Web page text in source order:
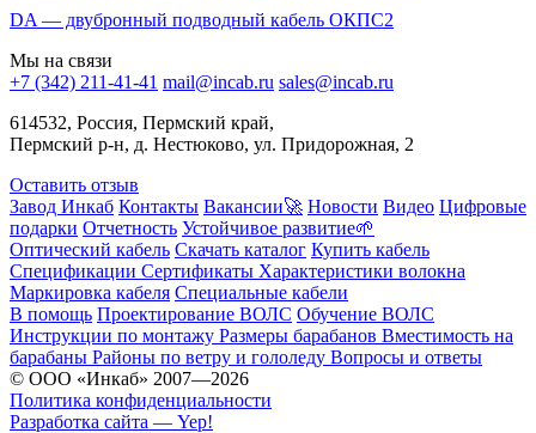
DA — двубронный подводный кабель ОКПС2
Мы на связи
+7 (342) 211-41-41 mail@incab.ru sales@incab.ru
614532, Россия, Пермский край,
Пермский р-н, д. Нестюково, ул. Придорожная, 2
Оставить отзыв
Завод Инкаб Контакты Вакансии🚀 Новости Видео Цифровые
подарки Отчетность Устойчивое развитие🌱
Оптический кабель Скачать каталог Купить кабель
Спецификации Сертификаты Характеристики волокна
Маркировка кабеля Специальные кабели
В помощь Проектирование ВОЛС Обучение ВОЛС
Инструкции по монтажу Размеры барабанов Вместимость на
барабаны Районы по ветру и гололеду Вопросы и ответы
© ООО «Инкаб» 2007—2026
Политика конфиденциальности
Разработка сайта — Yep!